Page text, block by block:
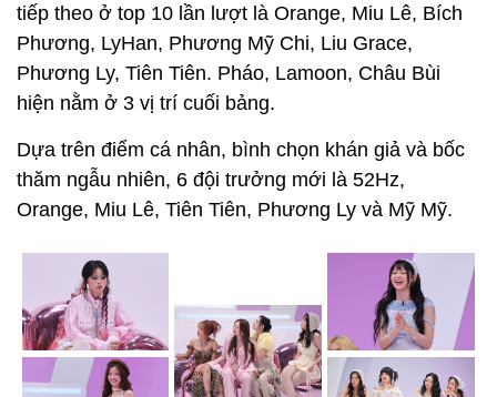
tiếp theo ở top 10 lần lượt là Orange, Miu Lê, Bích
Phương, LyHan, Phương Mỹ Chi, Liu Grace,
Phương Ly, Tiên Tiên. Pháo, Lamoon, Châu Bùi
hiện nằm ở 3 vị trí cuối bảng.
Dựa trên điểm cá nhân, bình chọn khán giả và bốc
thăm ngẫu nhiên, 6 đội trưởng mới là 52Hz,
Orange, Miu Lê, Tiên Tiên, Phương Ly và Mỹ Mỹ.